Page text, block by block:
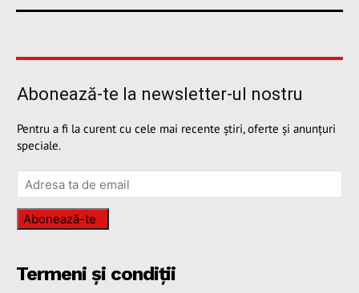
Abonează-te la newsletter-ul nostru
Pentru a fi la curent cu cele mai recente știri, oferte și anunțuri
speciale.
Abonează-te
Termeni și condiții